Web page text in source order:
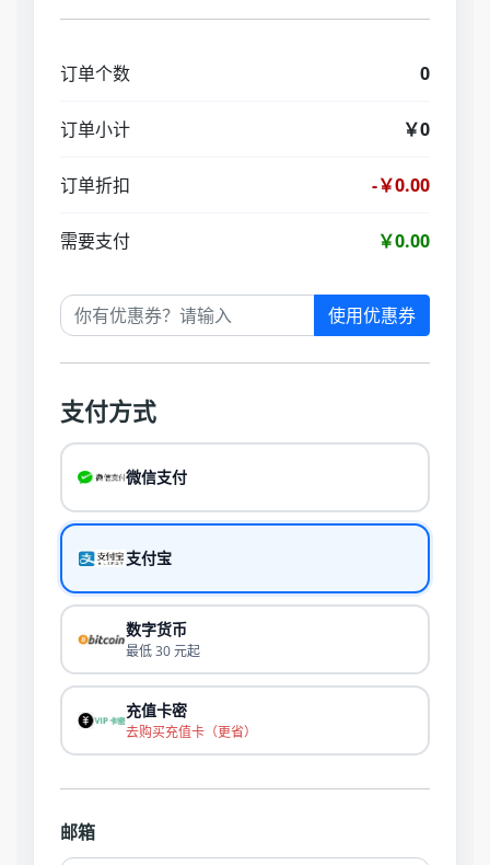
订单个数 0
订单小计 ￥0
订单折扣 -￥0.00
需要支付 ￥0.00
使用优惠券
支付方式
微信支付
支付宝
数字货币
最低 30 元起
充值卡密
去购买充值卡（更省）
邮箱